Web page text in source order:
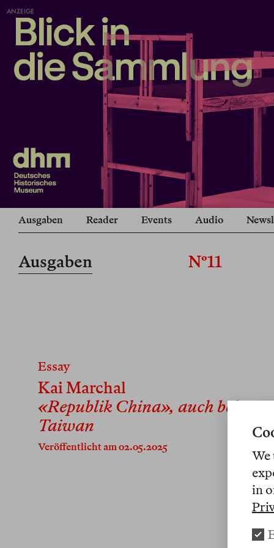
ANZEIGE
Ausgaben Reader Events Audio
Ausgaben Nº11
Essay
Kai Marchal
«Republik China», auch
Taiwan
Veröffentlicht am 02.05.2025
We
in